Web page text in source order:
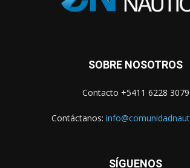
SOBRE NOSOTROS
Contacto +5411 6228 3079
Contáctanos:
SÍGUENOS